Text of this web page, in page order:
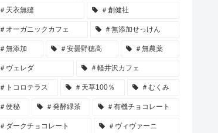
＃天衣無縫 ＃創健社
＃オーガニックカフェ ＃無添加せっけん
＃無添加 ＃安曇野穂高 ＃無農薬
＃ヴェレダ ＃軽井沢カフェ
＃トコロテラス ＃天草100％ ＃むくみ
＃便秘 ＃発酵緑茶 ＃有機チョコレート
＃ダークチョコレート ＃ヴィヴァーニ